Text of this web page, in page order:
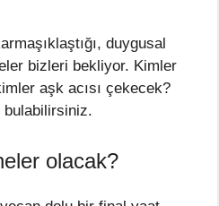
duygusal
bizleri bekliyor. Kimler
aşk acısı çekecek?
bulabilirsiniz.
olacak?